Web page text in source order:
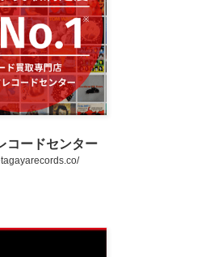
コードセンター